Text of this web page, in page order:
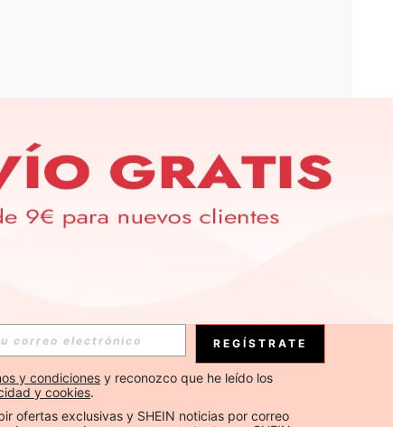
APP
PROMOCIONES Y NOTICIAS DE SHEIN
REGÍSTRATE
y condiciones y reconozco que he leído los
y cookies.
ofertas exclusivas y SHEIN noticias por correo